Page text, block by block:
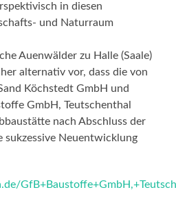
in diesen
und Naturraum
Auenwälder zu Halle (Saale)
alternativ vor, dass die von
Köchstedt GmbH und
GmbH, Teutschenthal
nach Abschluss der
sukzessive Neuentwicklung